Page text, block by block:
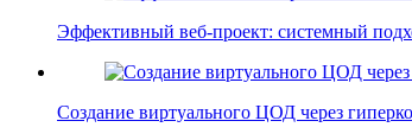
Эффективный веб-проект: системный
Создание виртуального ЦОД через